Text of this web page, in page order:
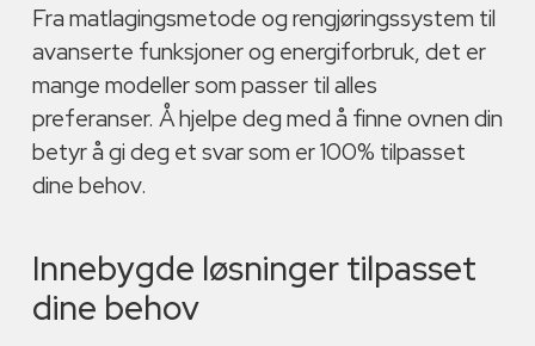
Fra matlagingsmetode og rengjøringssystem til
avanserte funksjoner og energiforbruk, det er
mange modeller som passer til alles
preferanser. Å hjelpe deg med å finne ovnen din
betyr å gi deg et svar som er 100% tilpasset
dine behov.
Innebygde løsninger tilpasset
dine behov